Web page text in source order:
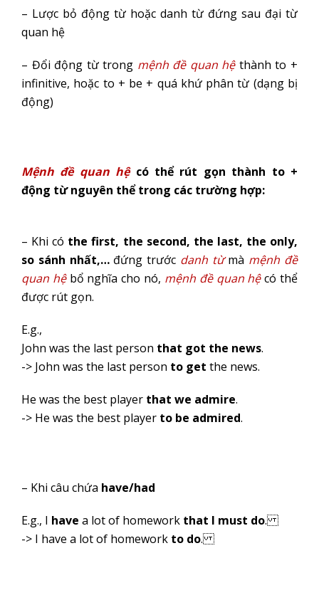
– Lược bỏ động từ hoặc danh từ đứng sau đại từ
quan hệ
– Đổi động từ trong mệnh đề quan hệthành to +
infinitive, hoặc to + be + quá khứ phân từ (dạng bị
động)
Mệnh đề quan hệcó thể rút gọn thành to +
động từ nguyên thể trong các trường hợp:
– Khi có the first, the second, the last, the only,
so sánh nhất,…đứng trước danh từmà mệnh đề
quan hệbổ nghĩa cho nó, mệnh đề quan hệcó thể
được rút gọn.
E.g.,
John was the last person that got the news.
-> John was the last person to get the news.
He was the best player that we admire.
-> He was the best player to be admired.
– Khi câu chứa have/had
E.g., I have a lot of homework that I must do.
-> I have a lot of homework to do.